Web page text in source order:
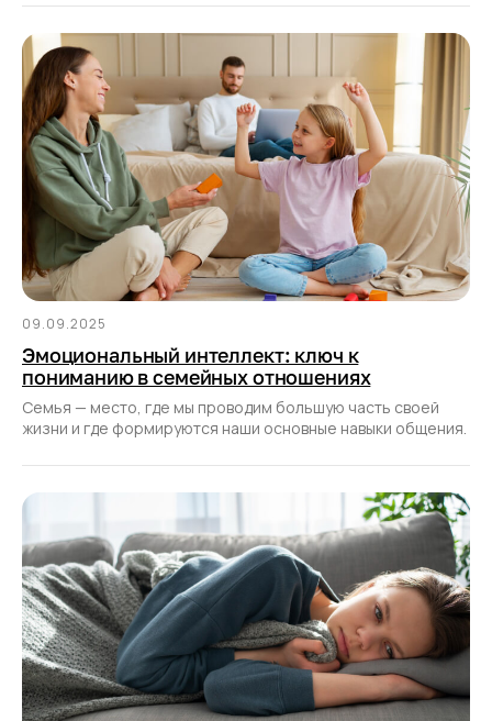
09.09.2025
Эмоциональный интеллект: ключ к
пониманию в семейных отношениях
Семья — место, где мы проводим большую часть своей
жизни и где формируются наши основные навыки общения.